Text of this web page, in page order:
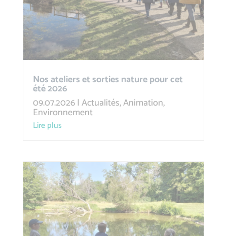
Nos ateliers et sorties nature pour cet
été 2026
09.07.2026|Actualités,Animation,
Environnement
lire plus